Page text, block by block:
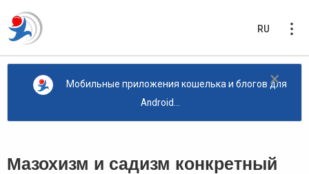
RU
×
Мобильные приложения кошелька и блогов для
Android...
Мазохизм и садизм конкретный